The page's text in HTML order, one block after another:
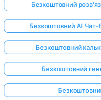
Безкоштовний
Безкоштовний AI Чат-
Безкоштовний
Безкоштовний